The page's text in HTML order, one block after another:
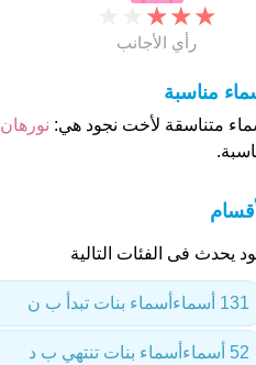
★
★
★
رأي الأجانب
مناسبة
متناسقة لأخت نجود هي: نورهان
يحدث فى الفئات التالية
أسماء بنات تبدأ ب ن 131 أسماء
أسماء بنات تنتهي ب د 52 أسماء